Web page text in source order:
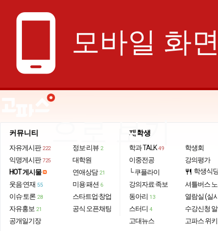
phone_android 모바일 화
으로 보기
커뮤니티
자유게시판 222
익명게시판 725
HOT 게시물
웃음·연재 55
이슈·토론 28
자유홍보 21
공개일기장
정보·리뷰 2
대학원
연애상담 21
미용·패션 6
스타트업·창업
공식 오픈채팅
재학생
학과 TALK 49
이중전공
└ 쿠플라이
강의자료·족보
동아리 13
스터디 4
고대뉴스
학생회
강의평가
restaurant 학생식
셔틀버스
열람실 (실
수강신청
고파스 위키